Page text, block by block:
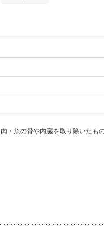
・魚の骨や内臓を取り除いたも